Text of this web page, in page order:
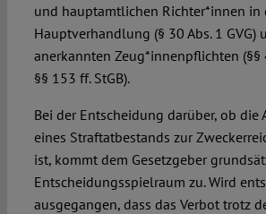
und hauptamtlichen Richter*innen in
Hauptverhandlung (§ 30 Abs. 1 GVG)
anerkannten Zeug*innenpflichten (§§
§§ 153 ff. StGB).
Bei der Entscheidung darüber, ob die
eines Straftatbestands zur
ist, kommt dem Gesetzgeber
Entscheidungsspielraum zu. Wird
ausgegangen, dass das Verbot trotz